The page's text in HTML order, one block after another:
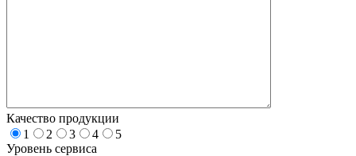
Качество продукции
1
2 3 4
5
Уровень сервиса